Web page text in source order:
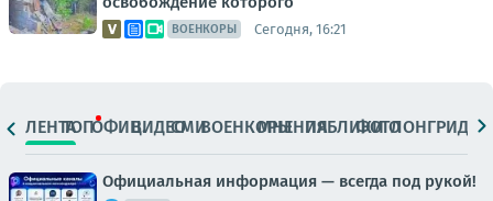
ВОЕНКОРЫ Сегодня, 16:21
ЛЕНТАТОПОФИЦ.ВИДЕОСМИВОЕНКОРЫМНЕНИЯПАБЛИКИ
ФОТОЛОНГРИДЫ
Официальная информация — всегда под рукой!